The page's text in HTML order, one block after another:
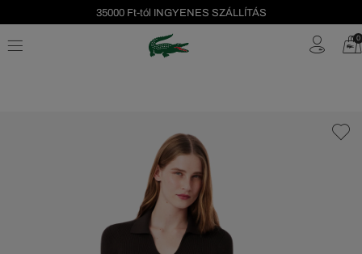
35000 Ft-tól INGYENES SZÁLLÍTÁS
Szezonális leárazás akár -40%! 0